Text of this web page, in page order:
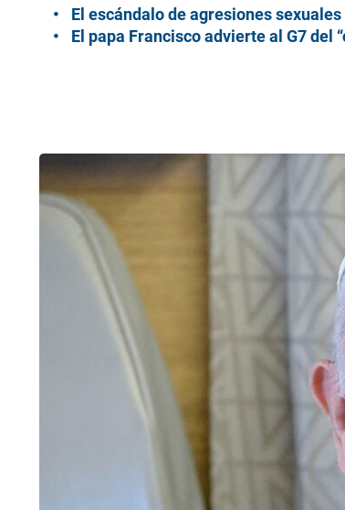
El escándalo de agresiones
El papa Francisco advierte al G7 del